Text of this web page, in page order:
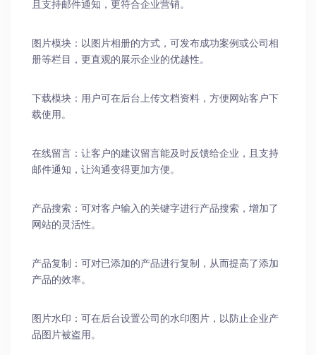
且支持邮件通知，更符合企业营销。
图片模块：以图片相册的方式，可发布成功案例或公司相
册等栏目，更直观的展示企业的优越性。
下载模块：用户可在后台上传文档资料，方便网站客户下
载使用。
在线留言：让客户的建议留言能及时反馈给企业，且支持
邮件通知，让沟通变得更加方便。
产品搜索：可对客户输入的关键字进行产品搜索，增加了
网站的灵活性。
产品复制：可对已添加的产品进行复制，从而提高了添加
产品的效率。
图片水印：可在后台设置公司的水印图片，以防止企业产
品图片被盗用。